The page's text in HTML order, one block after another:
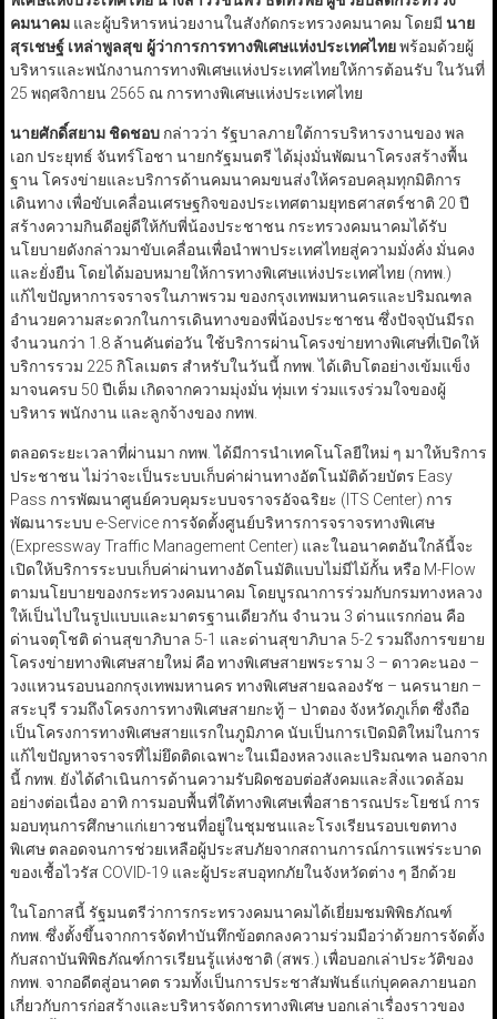
คมนาคม และผู้บริหารหน่วยงานในสังกัดกระทรวงคมนาคม โดยมี นาย
สุรเชษฐ์ เหล่าพูลสุข ผู้ว่าการการทางพิเศษแห่งประเทศไทยพร้อมด้วยผู้
บริหารและพนักงานการทางพิเศษแห่งประเทศไทยให้การต้อนรับ ในวันที่
25 พฤศจิกายน 2565 ณ การทางพิเศษแห่งประเทศไทย
นายศักดิ์สยาม ชิดชอบกล่าวว่า รัฐบาลภายใต้การบริหารงานของ พล
เอก ประยุทธ์ จันทร์โอชา นายกรัฐมนตรี ได้มุ่งมั่นพัฒนาโครงสร้างพื้น
ฐาน โครงข่ายและบริการด้านคมนาคมขนส่งให้ครอบคลุมทุกมิติการ
เดินทาง เพื่อขับเคลื่อนเศรษฐกิจของประเทศตามยุทธศาสตร์ชาติ 20 ปี
สร้างความกินดีอยู่ดีให้กับพี่น้องประชาชน กระทรวงคมนาคมได้รับ
นโยบายดังกล่าวมาขับเคลื่อนเพื่อนำพาประเทศไทยสู่ความมั่งคั่ง มั่นคง
และยั่งยืน โดยได้มอบหมายให้การทางพิเศษแห่งประเทศไทย (กทพ.)
แก้ไขปัญหาการจราจรในภาพรวม ของกรุงเทพมหานครและปริมณฑล
อำนวยความสะดวกในการเดินทางของพี่น้องประชาชน ซึ่งปัจจุบันมีรถ
จำนวนกว่า 1.8 ล้านคันต่อวัน ใช้บริการผ่านโครงข่ายทางพิเศษที่เปิดให้
บริการรวม 225 กิโลเมตร สำหรับในวันนี้ กทพ. ได้เติบโตอย่างเข้มแข็ง
มาจนครบ 50 ปีเต็ม เกิดจากความมุ่งมั่น ทุ่มเท ร่วมแรงร่วมใจของผู้
บริหาร พนักงาน และลูกจ้างของ กทพ.
ตลอดระยะเวลาที่ผ่านมา กทพ. ได้มีการนำเทคโนโลยีใหม่ ๆ มาให้บริการ
ประชาชน ไม่ว่าจะเป็นระบบเก็บค่าผ่านทางอัตโนมัติด้วยบัตร Easy
Pass การพัฒนาศูนย์ควบคุมระบบจราจรอัจฉริยะ (ITS Center) การ
พัฒนาระบบ e-Service การจัดตั้งศูนย์บริหารการจราจรทางพิเศษ
(Expressway Traffic Management Center) และในอนาคตอันใกล้นี้จะ
เปิดให้บริการระบบเก็บค่าผ่านทางอัตโนมัติแบบไม่มีไม้กั้น หรือ M-Flow
ตามนโยบายของกระทรวงคมนาคม โดยบูรณาการร่วมกับกรมทางหลวง
ให้เป็นไปในรูปแบบและมาตรฐานเดียวกัน จำนวน 3 ด่านแรกก่อน คือ
ด่านจตุโชติ ด่านสุขาภิบาล 5-1 และด่านสุขาภิบาล 5-2 รวมถึงการขยาย
โครงข่ายทางพิเศษสายใหม่ คือ ทางพิเศษสายพระราม 3 – ดาวคะนอง –
วงแหวนรอบนอกกรุงเทพมหานคร ทางพิเศษสายฉลองรัช – นครนายก –
สระบุรี รวมถึงโครงการทางพิเศษสายกะทู้ – ป่าตอง จังหวัดภูเก็ต ซึ่งถือ
เป็นโครงการทางพิเศษสายแรกในภูมิภาค นับเป็นการเปิดมิติใหม่ในการ
แก้ไขปัญหาจราจรที่ไม่ยึดติดเฉพาะในเมืองหลวงและปริมณฑล นอกจาก
นี้ กทพ. ยังได้ดำเนินการด้านความรับผิดชอบต่อสังคมและสิ่งแวดล้อม
อย่างต่อเนื่อง อาทิ การมอบพื้นที่ใต้ทางพิเศษเพื่อสาธารณประโยชน์ การ
มอบทุนการศึกษาแก่เยาวชนที่อยู่ในชุมชนและโรงเรียนรอบเขตทาง
พิเศษ ตลอดจนการช่วยเหลือผู้ประสบภัยจากสถานการณ์การแพร่ระบาด
ของเชื้อไวรัส COVID-19 และผู้ประสบอุทกภัยในจังหวัดต่าง ๆ อีกด้วย
ในโอกาสนี้ รัฐมนตรีว่าการกระทรวงคมนาคมได้เยี่ยมชมพิพิธภัณฑ์
กทพ. ซึ่งตั้งขึ้นจากการจัดทำบันทึกข้อตกลงความร่วมมือว่าด้วยการจัดตั้ง
กับสถาบันพิพิธภัณฑ์การเรียนรู้แห่งชาติ (สพร.) เพื่อบอกเล่าประวัติของ
กทพ. จากอดีตสู่อนาคต รวมทั้งเป็นการประชาสัมพันธ์แก่บุคคลภายนอก
เกี่ยวกับการก่อสร้างและบริหารจัดการทางพิเศษ บอกเล่าเรื่องราวของ